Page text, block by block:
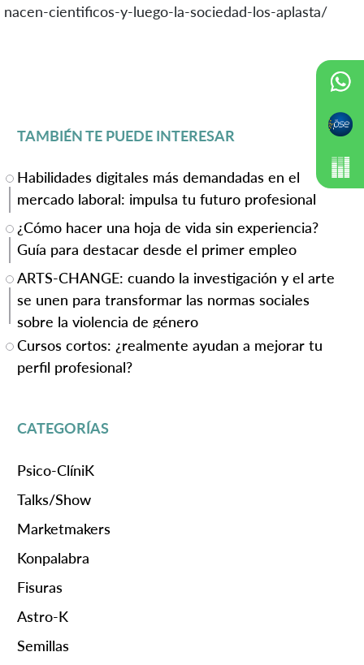
nacen-cientificos-y-luego-la-sociedad-los-aplasta/
TAMBIÉN TE PUEDE INTERESAR
Habilidades digitales más demandadas en el
mercado laboral: impulsa tu futuro profesional
¿Cómo hacer una hoja de vida sin experiencia?
Guía para destacar desde el primer empleo
ARTS-CHANGE: cuando la investigación y el arte
se unen para transformar las normas sociales
sobre la violencia de género
Cursos cortos: ¿realmente ayudan a mejorar tu
perfil profesional?
CATEGORÍAS
Psico-ClíniK
Talks/Show
Marketmakers
Konpalabra
Fisuras
Astro-K
Semillas